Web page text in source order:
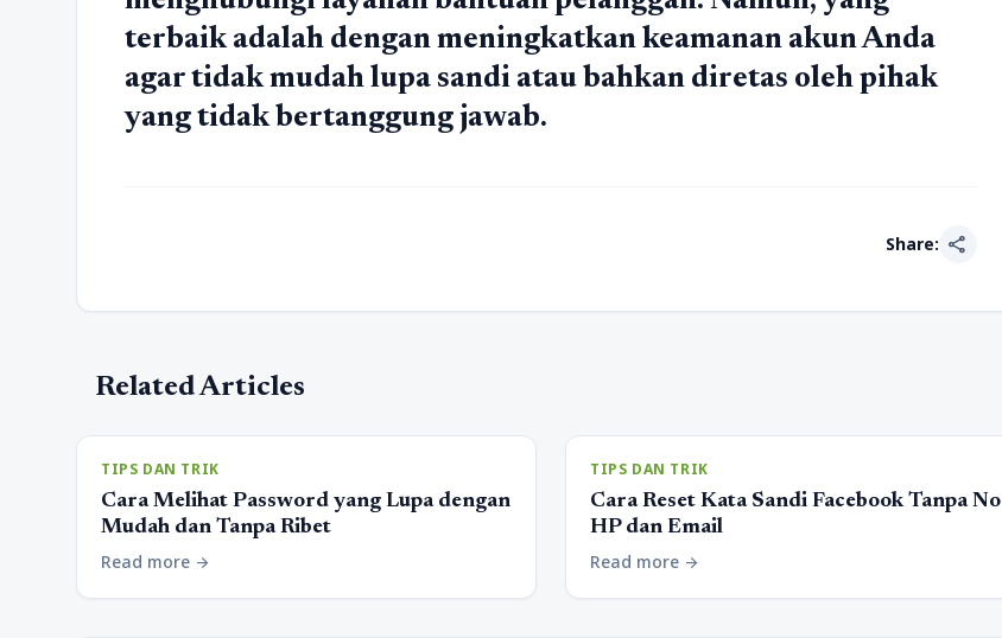
terbaik adalah dengan meningkatkan keamanan akun Anda
agar tidak mudah lupa sandi atau bahkan diretas oleh pihak
yang tidak bertanggung jawab.
Share: share
Related Articles
TIPS DAN TRIK
Cara Melihat Password yang Lupa dengan
Mudah dan Tanpa Ribet
Read more arrow_forward
TIPS DAN TRIK
Cara Reset Kata Sandi Facebook Tanpa No
HP dan Email
Read more arrow_forward